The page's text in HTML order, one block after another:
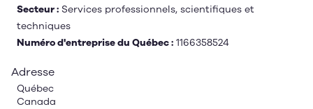
Secteur : Services professionnels, scientifiques et
techniques
Numéro d'entreprise du Québec : 1166358524
Adresse
Québec
Canada